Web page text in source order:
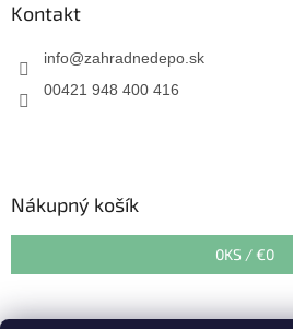
Kontakt
info@zahradnedepo.sk
00421 948 400 416
Nákupný košík
0KS / €0